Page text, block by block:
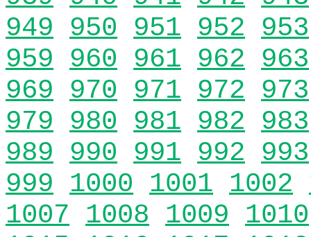
949 950 951 952 953
959 960 961 962 963
969 970 971 972 973
979 980 981 982 983
989 990 991 992 993
999 1000 1001 1002
1007 1008 1009 1010